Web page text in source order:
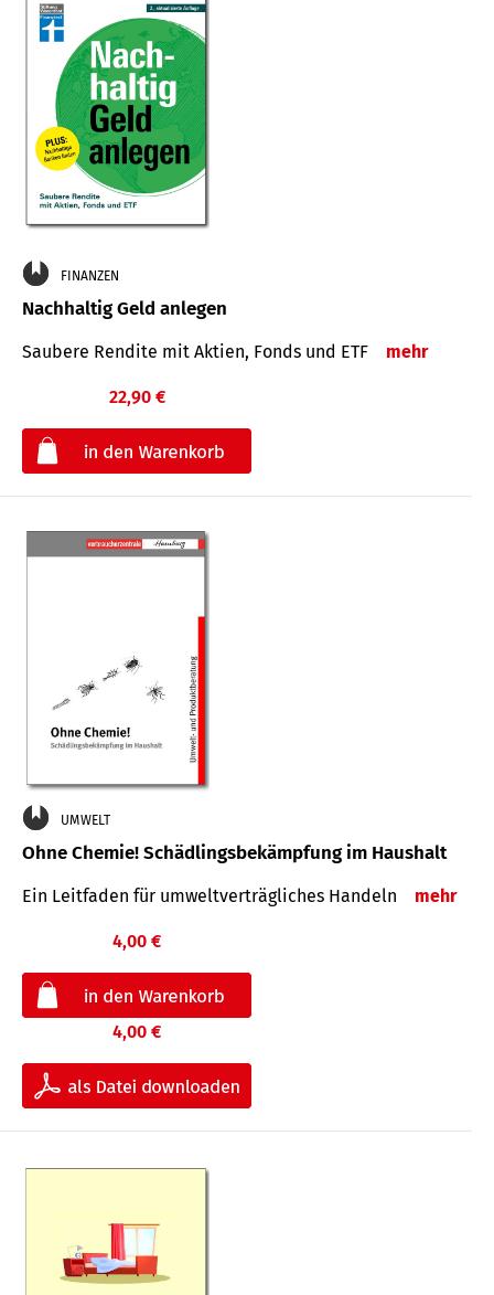
FINANZEN
Nachhaltig Geld anlegen
Saubere Rendite mit Aktien, Fonds und ETF mehr
22,90 €
UMWELT
Ohne Chemie! Schädlingsbekämpfung im Haushalt
Ein Leitfaden für um­welt­ver­träg­liches Han­deln mehr
4,00 €
4,00 €